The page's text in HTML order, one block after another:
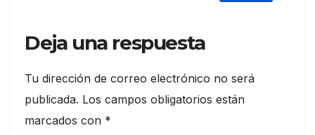
Deja una respuesta
Tu dirección de correo electrónico no será
publicada. Los campos obligatorios están
marcados con *